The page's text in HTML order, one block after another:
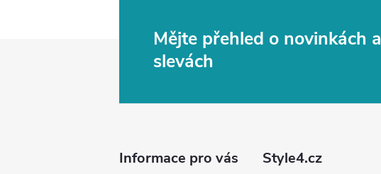
Mějte přehled o novinkách a
slevách
Informace pro vás Style4.cz